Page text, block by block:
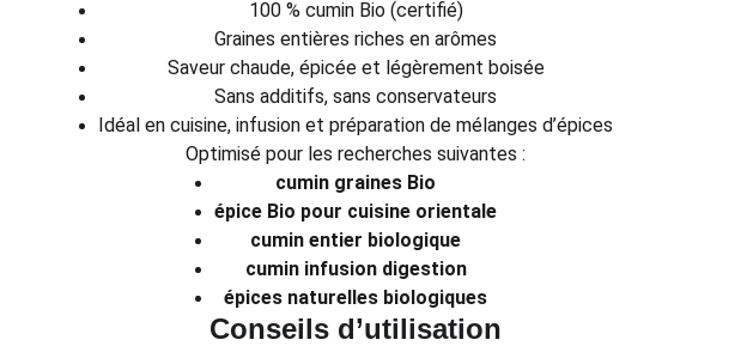
100 % cumin Bio (certifié)
Graines entières riches en arômes
Saveur chaude, épicée et légèrement boisée
Sans additifs, sans conservateurs
Idéal en cuisine, infusion et préparation de mélanges d’épices
Optimisé pour les recherches suivantes :
cumin graines Bio
épice Bio pour cuisine orientale
cumin entier biologique
cumin infusion digestion
épices naturelles biologiques
Conseils d’utilisation